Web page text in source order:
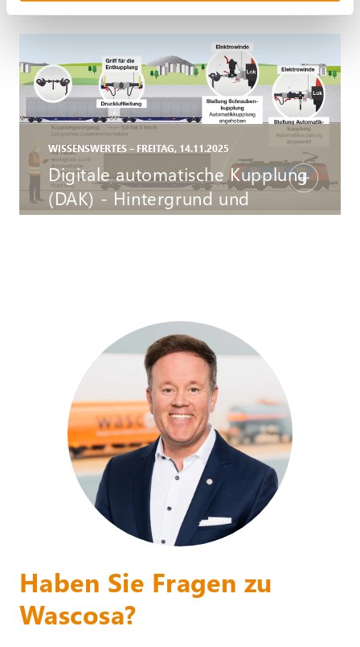
WISSENSWERTES – FREITAG, 14.11.2025
Digitale automatische Kupplung
(DAK) - Hintergrund und
Chancen
Haben Sie Fragen zu
Wascosa?